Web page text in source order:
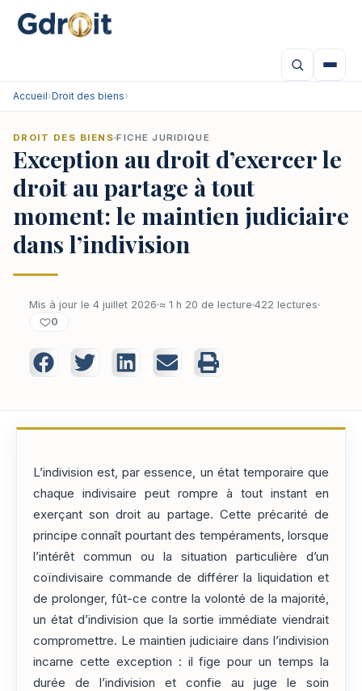
Accueil›Droit des biens›
DROIT DES BIENS FICHE JURIDIQUE
Exception au droit d’exercer le
droit au partage à tout
moment: le maintien judiciaire
dans l’indivision
Mis à jour le 4 juillet 2026 ≈ 1 h 20 de lecture 422 lectures
0
L’indivision est, par essence, un état temporaire que
chaque indivisaire peut rompre à tout instant en
exerçant son droit au partage. Cette précarité de
principe connaît pourtant des tempéraments, lorsque
l’intérêt commun ou la situation particulière d’un
coïndivisaire commande de différer la liquidation et
de prolonger, fût-ce contre la volonté de la majorité,
un état d’indivision que la sortie immédiate viendrait
compromettre. Le maintien judiciaire dans l’indivision
incarne cette exception : il fige pour un temps la
durée de l’indivision et confie au juge le soin